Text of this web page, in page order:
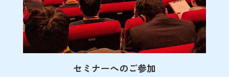
セミナーへのご参加